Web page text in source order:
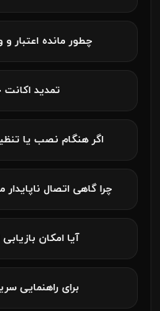
چطور مانده اعتبار
تمدید
اگر هنگام نصب یا
چرا گاهی اتصال
آیا امکان
برای راهنمایی